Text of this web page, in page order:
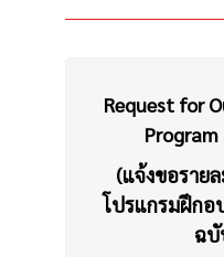
Request for
(แจ้งขอราย
โปรแกรมฝึกอ
ฉ